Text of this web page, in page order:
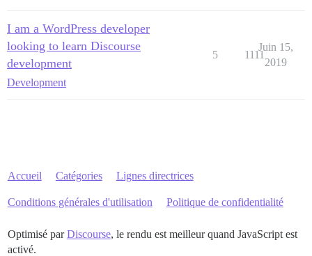
I am a WordPress developer
looking to learn Discourse
development
Development
5 1111
Juin 15,
2019
Accueil Catégories Lignes directrices
Conditions générales d'utilisation Politique de confidentialité
Optimisé parDiscourse, le rendu est meilleur quand JavaScript est
activé.